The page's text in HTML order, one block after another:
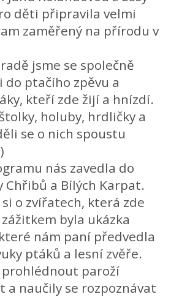
děti připravila velmi
zaměřený na přírodu v
jsme se společně
do ptačího zpěvu a
kteří zde žijí a hnízdí.
holuby, hrdličky a
se o nich spoustu
nás zavedla do
Chřibů a Bílých Karpat.
o zvířatech, která zde
byla ukázka
nám paní předvedla
ptáků a lesní zvěře.
paroží
a naučily se rozpoznávat